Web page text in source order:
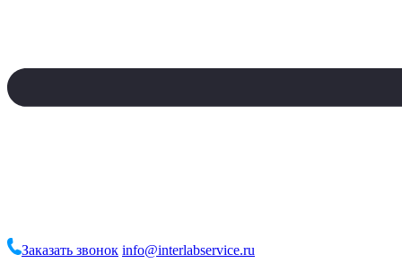
Заказать звонок info@interlabservice.ru